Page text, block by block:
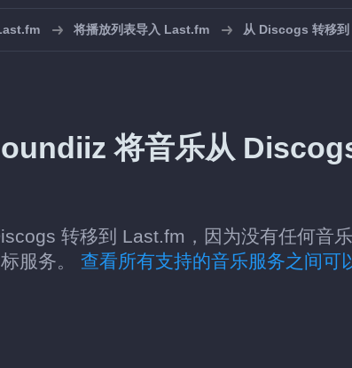
将播放列表导入 Last.fm 从 Discogs 转移
将音乐从
转移到 Last.fm，因为没有任何音
服务。 查看所有支持的音乐服务之间可